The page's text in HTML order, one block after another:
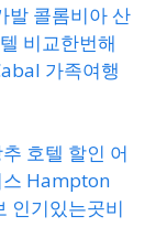
발 콜롬비아 산
비교한번해
가족여행
호텔 할인 어
스 Hampton
인기있는곳비